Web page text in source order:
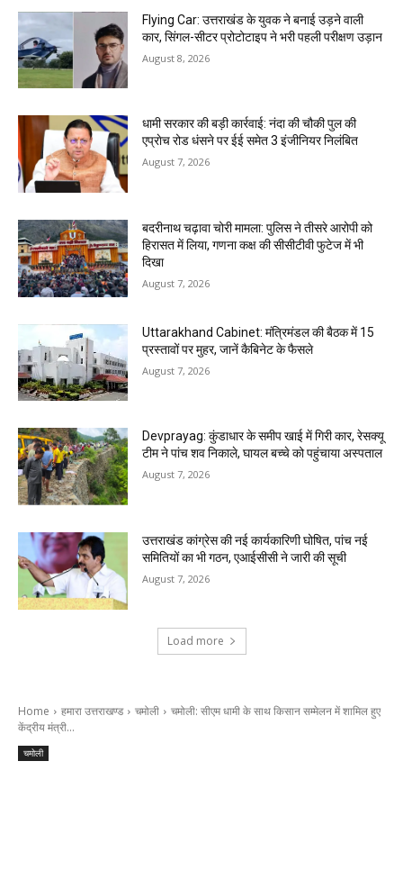
Flying Car: उत्तराखंड के युवक ने बनाई उड़ने वाली
कार, सिंगल-सीटर प्रोटोटाइप ने भरी पहली परीक्षण उड़ान
August 8, 2026
धामी सरकार की बड़ी कार्रवाई: नंदा की चौकी पुल की
एप्राेच रोड धंसने पर ईई समेत 3 इंजीनियर निलंबित
August 7, 2026
बदरीनाथ चढ़ावा चोरी मामला: पुलिस ने तीसरे आरोपी को
हिरासत में लिया, गणना कक्ष की सीसीटीवी फुटेज में भी
दिखा
August 7, 2026
Uttarakhand Cabinet: मंत्रिमंडल की बैठक में 15
प्रस्तावों पर मुहर, जानें कैबिनेट के फैसले
August 7, 2026
Devprayag: कुंडाधार के समीप खाई में गिरी कार, रेसक्यू
टीम ने पांच शव निकाले, घायल बच्चे को पहुंचाया अस्पताल
August 7, 2026
उत्तराखंड कांग्रेस की नई कार्यकारिणी घोषित, पांच नई
समितियों का भी गठन, एआईसीसी ने जारी की सूची
August 7, 2026
Load more